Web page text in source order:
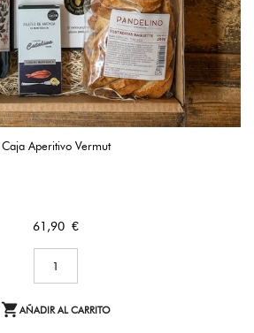
Caja Aperitivo Vermut
Precio
61,90 €
AÑADIR AL CARRITO